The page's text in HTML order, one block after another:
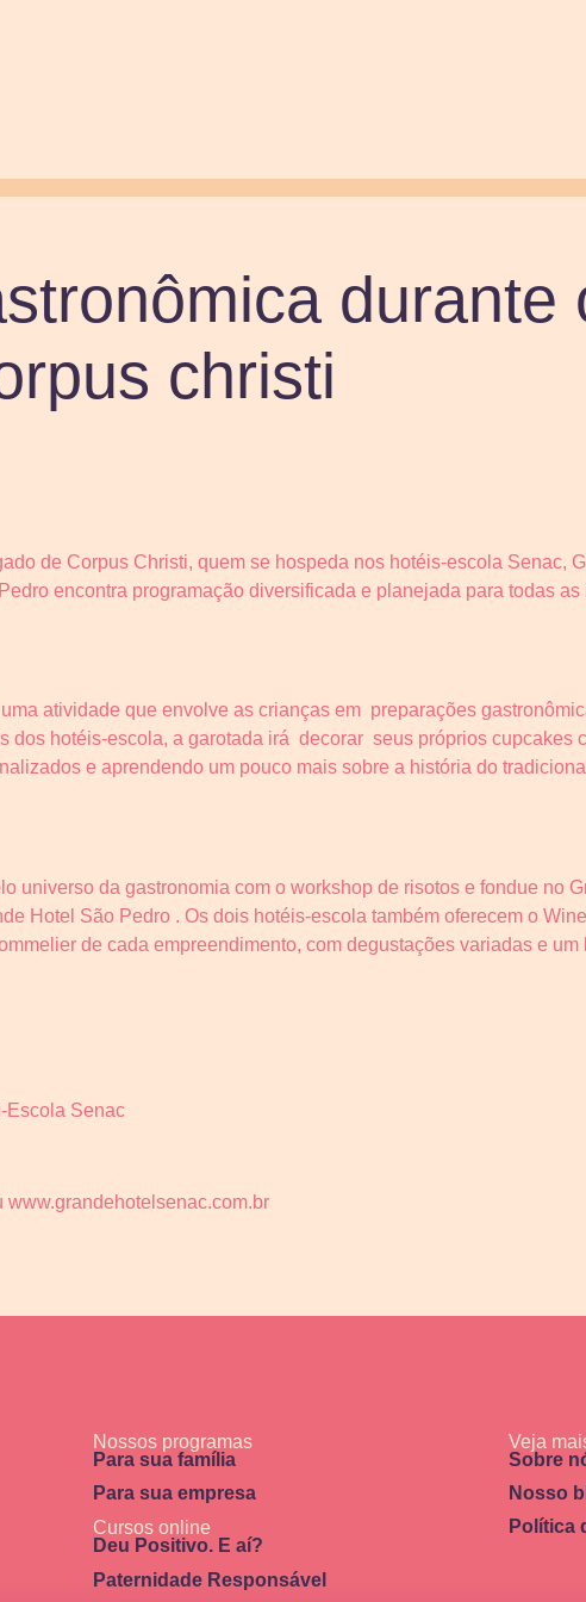
durante
christi
de Corpus Christi, quem se hospeda nos hotéis-escola Senac,
encontra programação diversificada e planejada para todas as
atividade que envolve as crianças em preparações
dos hotéis-escola, a garotada irá decorar seus próprios cupcakes
e aprendendo um pouco mais sobre a história do
universo da gastronomia com o workshop de risotos e fondue no
Hotel São Pedro . Os dois hotéis-escola também oferecem o
de cada empreendimento, com degustações variadas e um
Escola Senac
www.grandehotelsenac.com.br
Nossos programas
Para sua família
Para sua empresa
Cursos online
Deu Positivo. E aí?
Paternidade Responsável
Veja
Sobre
Nosso
Política